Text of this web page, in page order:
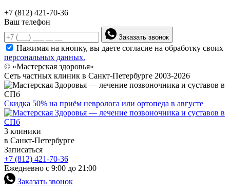
+7 (812) 421-70-36
Ваш телефон
Заказать звонок
Нажимая на кнопку, вы даете согласие на обработку своих
персональных данных.
© «Мастерская здоровья»
Сеть частных клиник в Санкт-Петербурге 2003-2026
Скидка 50% на приём невролога или ортопеда в августе
3 клиники
в Санкт-Петербурге
Записаться
+7 (812) 421-70-36
Ежедневно с 9:00 до 21:00
Заказать звонок